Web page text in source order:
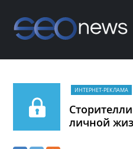
ИНТЕРНЕТ-РЕКЛАМА
личной